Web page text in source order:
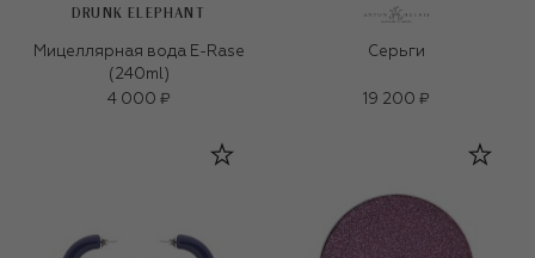
DRUNK ELEPHANT
Мицеллярная вода E-Rase
(240ml)
4 000 ₽
Серьги
19 200 ₽